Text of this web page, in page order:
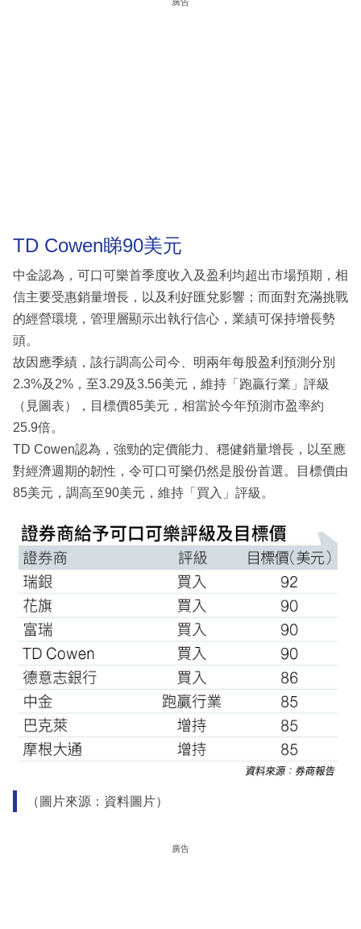
TD Cowen睇90美元
中金認為，可口可樂首季度收入及盈利均超出市場預期，相
信主要受惠銷量增長，以及利好匯兌影響；而面對充滿挑戰
的經營環境，管理層顯示出執行信心，業績可保持增長勢
頭。
故因應季績，該行調高公司今、明兩年每股盈利預測分別
2.3%及2%，至3.29及3.56美元，維持「跑贏行業」評級
（見圖表），目標價85美元，相當於今年預測市盈率約
25.9倍。
TD Cowen認為，強勁的定價能力、穩健銷量增長，以至應
對經濟週期的韌性，令可口可樂仍然是股份首選。目標價由
85美元，調高至90美元，維持「買入」評級。
（圖片來源：資料圖片）
廣告